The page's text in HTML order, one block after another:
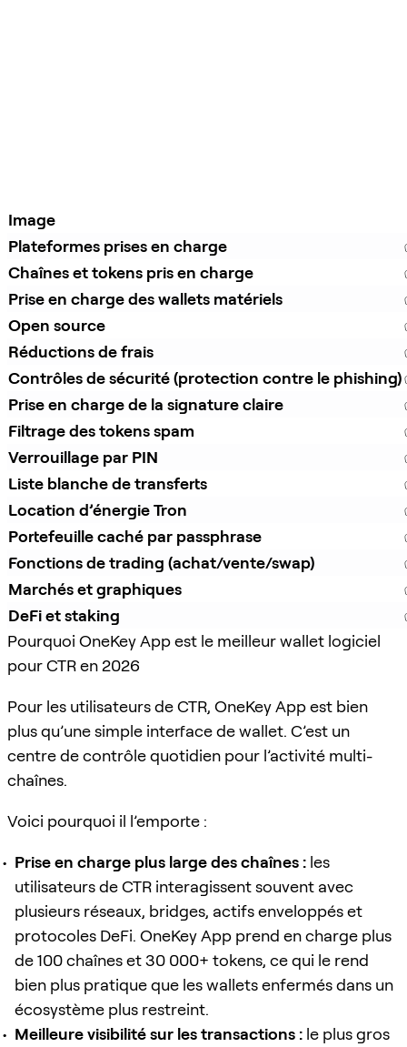
Image
Plateformes prises en charge
Chaînes et tokens pris en charge
Prise en charge des wallets matériels
Open source
Réductions de frais
Contrôles de sécurité (protection contre le phishing)
Prise en charge de la signature claire
Filtrage des tokens spam
Verrouillage par PIN
Liste blanche de transferts
Location d’énergie Tron
Portefeuille caché par passphrase
Fonctions de trading (achat/vente/swap)
Marchés et graphiques
DeFi et staking
Pourquoi OneKey App est le meilleur wallet logiciel
pour CTR en 2026
Pour les utilisateurs de CTR, OneKey App est bien
plus qu’une simple interface de wallet. C’est un
centre de contrôle quotidien pour l’activité multi-
chaînes.
Voici pourquoi il l’emporte :
Prise en charge plus large des chaînes : les
utilisateurs de CTR interagissent souvent avec
plusieurs réseaux, bridges, actifs enveloppés et
protocoles DeFi. OneKey App prend en charge plus
de 100 chaînes et 30 000+ tokens, ce qui le rend
bien plus pratique que les wallets enfermés dans un
écosystème plus restreint.
Meilleure visibilité sur les transactions : le plus gros